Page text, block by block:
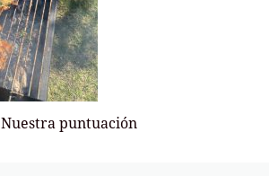
Nuestra puntuación